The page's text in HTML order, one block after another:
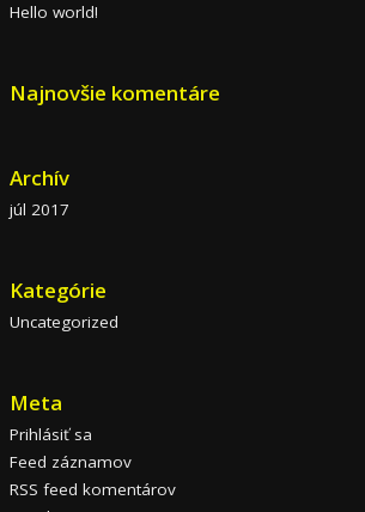
Hello world!
Najnovšie komentáre
Archív
júl 2017
Kategórie
Uncategorized
Meta
Prihlásiť sa
Feed záznamov
RSS feed komentárov